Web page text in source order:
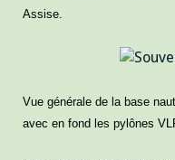
Assise.
Vue générale de la base
avec en fond les pylônes